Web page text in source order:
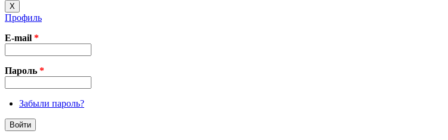
X
Профиль
E-mail *
Пароль *
Забыли пароль?